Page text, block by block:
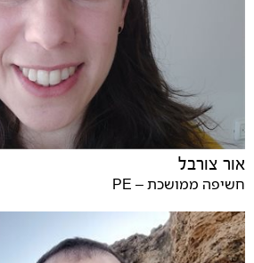
אור צורבל
חשיפה ממושכת – PE